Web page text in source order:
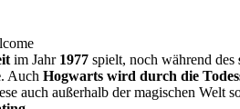
im Jahr 1977spielt, noch während des
. Auch Hogwarts wird durch die
auch außerhalb der magischen Welt